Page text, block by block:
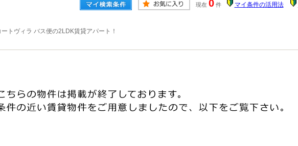
現在 0 件 マイ条件の活用法
トヴィラ バス便の2LDK賃貸アパート！